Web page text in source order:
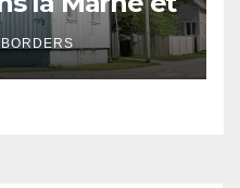
avantages
local